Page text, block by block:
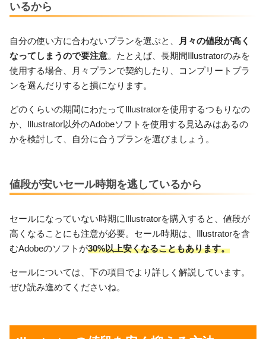
いるから
自分の使い方に合わないプランを選ぶと、
月々の値段が高く
なってしまうので要注意。たとえば、長期間Illustratorのみを
使用する場合、月々プランで契約したり、コンプリートプラ
ンを選んだりすると損になります。
どのくらいの期間にわたってIllustratorを使用するつもりなの
か、Illustrator以外のAdobeソフトを使用する見込みはあるの
かを検討して、自分に合うプランを選びましょう。
値段が安いセール時期を逃しているから
セールになっていない時期にIllustratorを購入すると、値段が
高くなることにも注意が必要。セール時期は、Illustratorを含
むAdobeのソフトが30%以上安くなることもあります。
セールについては、下の項目でより詳しく解説しています。
ぜひ読み進めてくださいね。